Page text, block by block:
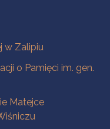
w Zalipiu
o Pamięci im. gen.
Matejce